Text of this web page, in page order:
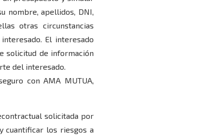
nombre, apellidos, DNI,
otras circunstancias
El interesado
solicitud de información
del interesado.
con AMA MUTUA,
solicitada por
cuantificar los riesgos a